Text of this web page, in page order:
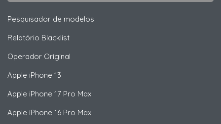
Pesquisador de modelos
Relatório Blacklist
Operador Original
Apple iPhone 13
Apple iPhone 17 Pro Max
Apple iPhone 16 Pro Max